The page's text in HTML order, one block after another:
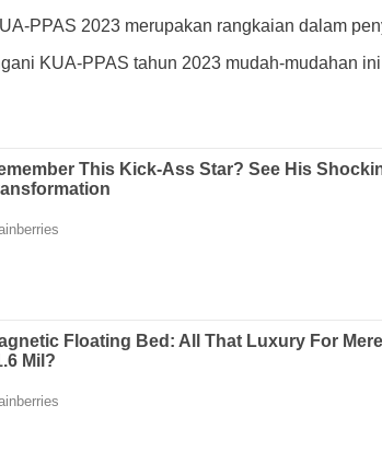
PPAS 2023 merupakan rangkaian dalam
KUA-PPAS tahun 2023 mudah-mudahan